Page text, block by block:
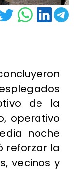
de la
operativo
noche
reforzar la
vecinos y